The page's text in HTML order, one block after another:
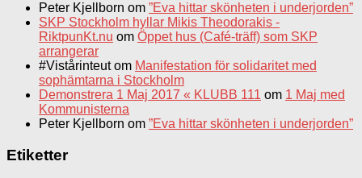
Peter Kjellborn om ”Eva hittar skönheten i underjorden”
SKP Stockholm hyllar Mikis Theodorakis -
RiktpunKt.nu om Öppet hus (Café-träff) som SKP
arrangerar
#Vistårinteutom Manifestation för solidaritet med
sophämtarna i Stockholm
Demonstrera 1 Maj 2017 « KLUBB 111 om 1 Maj med
Kommunisterna
Peter Kjellborn om ”Eva hittar skönheten i underjorden”
Etiketter